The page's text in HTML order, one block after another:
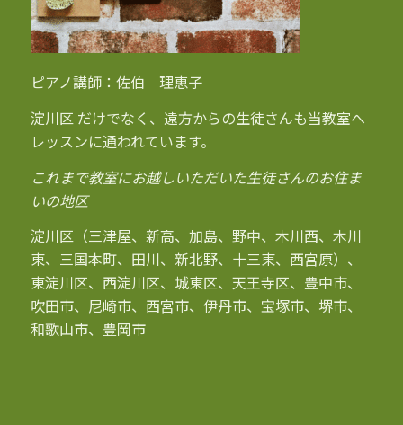
ピアノ講師：佐伯 理恵子
淀川区 だけでなく、遠方からの生徒さんも当教室へ
レッスンに通われています。
これまで教室にお越しいただいた生徒さんのお住ま
いの地区
淀川区（三津屋、新高、加島、野中、木川西、木川
東、三国本町、田川、新北野、十三東、西宮原）、
東淀川区、西淀川区、城東区、天王寺区、豊中市、
吹田市、尼崎市、西宮市、伊丹市、宝塚市、堺市、
和歌山市、豊岡市